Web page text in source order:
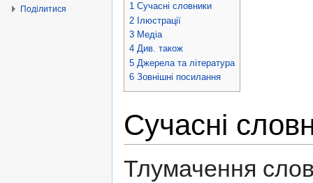
1 Сучасні словники
2 Ілюстрації
3 Медіа
4 Див. також
5 Джерела та література
6 Зовнішні посилання
Сучасні
Тлумачення
Поділитися